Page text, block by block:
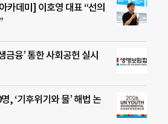
카데미] 이호영 대표 “선의
금융’ 통한 사회공헌 실시
, ‘기후위기와 물’ 해법 논